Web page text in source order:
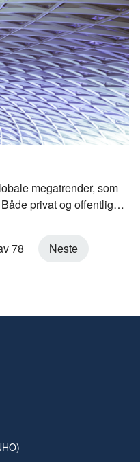
megatrender, som
privat og offentlig
78 Neste